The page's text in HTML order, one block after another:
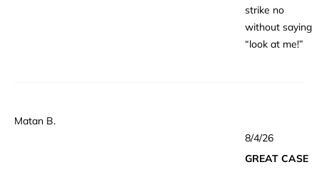
strike no
without saying
“look at me!”
Matan B.
星
5
中
8/4/26
GREAT CASE